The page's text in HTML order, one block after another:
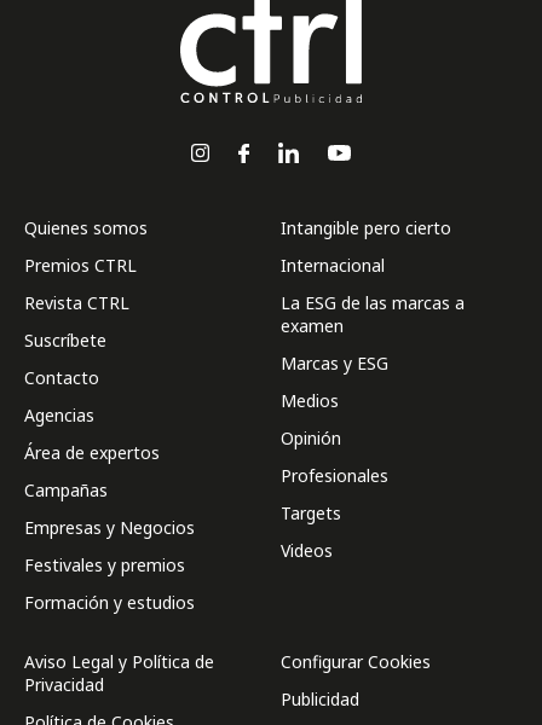
Quienes somos
Premios CTRL
Revista CTRL
Suscríbete
Contacto
Agencias
Área de expertos
Campañas
Empresas y Negocios
Festivales y premios
Formación y estudios
Intangible pero cierto
Internacional
La ESG de las marcas a
examen
Marcas y ESG
Medios
Opinión
Profesionales
Targets
Videos
Aviso Legal y Política de
Privacidad
Configurar Cookies
Publicidad